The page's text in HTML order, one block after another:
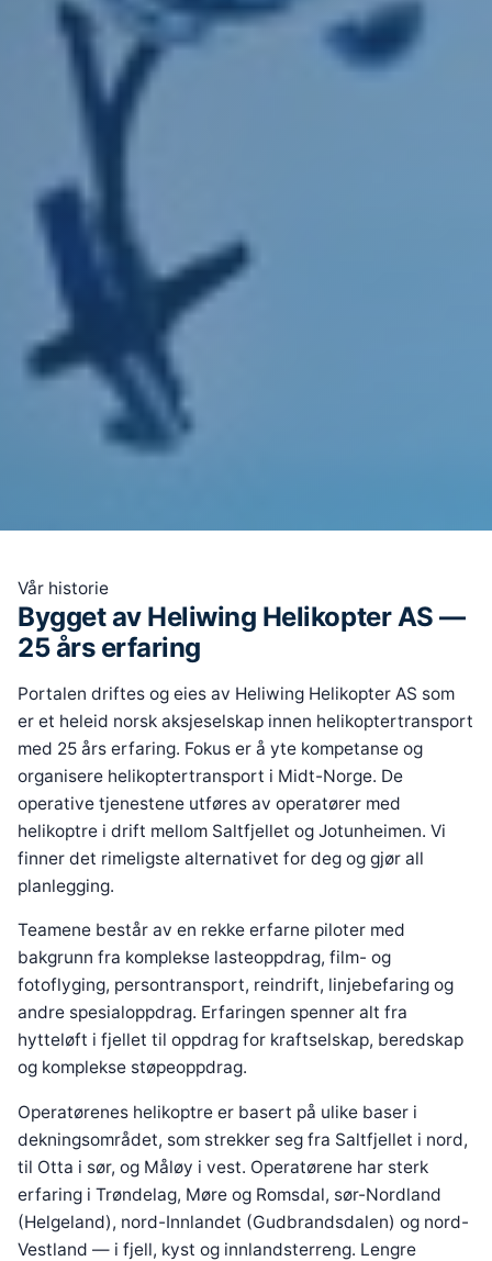
Vår historie
Bygget av Heliwing Helikopter AS —
25 års erfaring
Portalen driftes og eies av Heliwing Helikopter AS som
er et heleid norsk aksjeselskap innen helikoptertransport
med 25 års erfaring. Fokus er å yte kompetanse og
organisere helikoptertransport i Midt-Norge. De
operative tjenestene utføres av operatører med
helikoptre i drift mellom Saltfjellet og Jotunheimen. Vi
finner det rimeligste alternativet for deg og gjør all
planlegging.
Teamene består av en rekke erfarne piloter med
bakgrunn fra komplekse lasteoppdrag, film- og
fotoflyging, persontransport, reindrift, linjebefaring og
andre spesialoppdrag. Erfaringen spenner alt fra
hytteløft i fjellet til oppdrag for kraftselskap, beredskap
og komplekse støpeoppdrag.
Operatørenes helikoptre er basert på ulike baser i
dekningsområdet, som strekker seg fra Saltfjellet i nord,
til Otta i sør, og Måløy i vest. Operatørene har sterk
erfaring i Trøndelag, Møre og Romsdal, sør-Nordland
(Helgeland), nord-Innlandet (Gudbrandsdalen) og nord-
Vestland — i fjell, kyst og innlandsterreng. Lengre